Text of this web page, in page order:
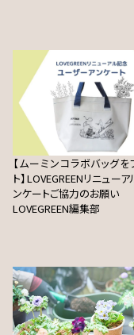
【ムーミンコラボバッグ
ト】LOVEGREENリニュー
ンケートご協力のお願い
LOVEGREEN編集部